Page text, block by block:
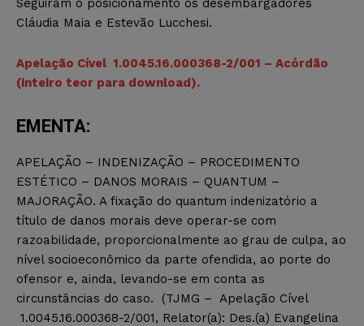
Cláudia Maia e Estevão Lucchesi.
Apelação Cível 1.0045.16.000368-2/001 – Acórdão
(inteiro teor para download).
EMENTA:
APELAÇÃO – INDENIZAÇÃO – PROCEDIMENTO
ESTÉTICO – DANOS MORAIS – QUANTUM –
MAJORAÇÃO. A fixação do quantum indenizatório a
título de danos morais deve operar-se com
razoabilidade, proporcionalmente ao grau de culpa, ao
nível socioeconômico da parte ofendida, ao porte do
ofensor e, ainda, levando-se em conta as
circunstâncias do caso. (TJMG – Apelação Cível
1.0045.16.000368-2/001, Relator(a): Des.(a) Evangelina